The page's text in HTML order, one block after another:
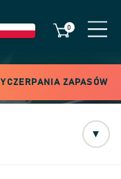
0
ZAPASÓW
▾